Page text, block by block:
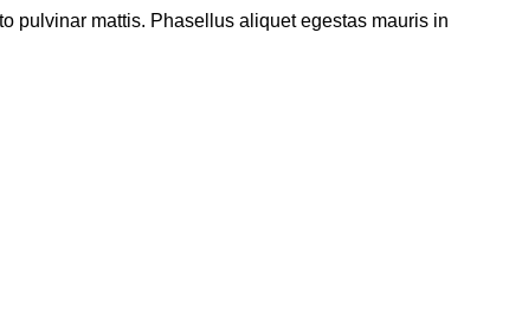
pulvinar mattis. Phasellus aliquet egestas mauris in